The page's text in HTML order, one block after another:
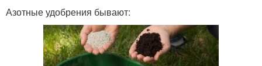
Азотные удобрения бывают: